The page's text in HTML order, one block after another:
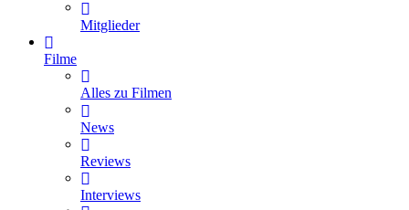
Mitglieder
Filme
Alles zu Filmen
News
Reviews
Interviews